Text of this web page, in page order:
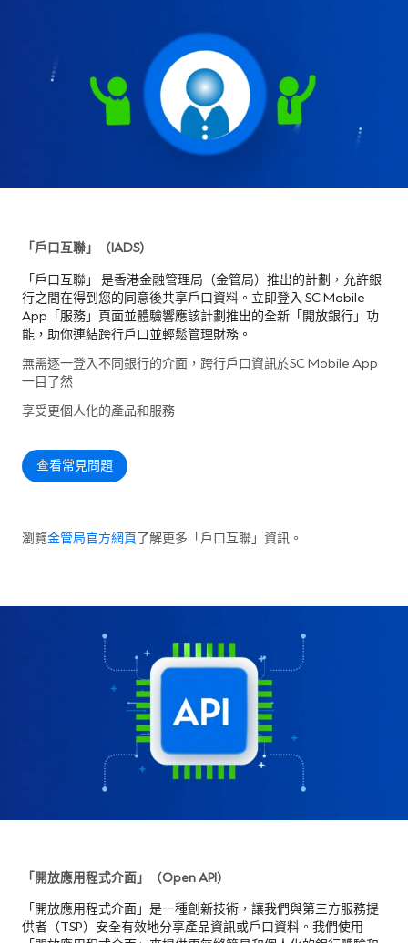
「戶口互聯」（IADS）
「戶口互聯」 是香港金融管理局（金管局）推出的計劃，允許銀
行之間在得到您的同意後共享戶口資料。立即登入 SC Mobile
App「服務」頁面並體驗響應該計劃推出的全新「開放銀行」功
能，助你連結跨行戶口並輕鬆管理財務。
無需逐一登入不同銀行的介面，跨行戶口資訊於SC Mobile App
一目了然
享受更個人化的產品和服務
查看常見問題
瀏覽金管局官方網頁 了解更多「戶口互聯」資訊。
「開放應用程式介面」（Open API）
「開放應用程式介面」是一種創新技術，讓我們與第三方服務提
供者（TSP）安全有效地分享產品資訊或戶口資料。我們使用